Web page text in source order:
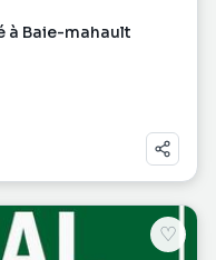
à Baie-mahault
♡